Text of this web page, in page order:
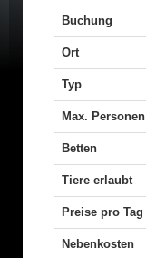
Buchung
Ort
Typ
Max. Personen
Betten
Tiere erlaubt
Preise pro Tag
Nebenkosten